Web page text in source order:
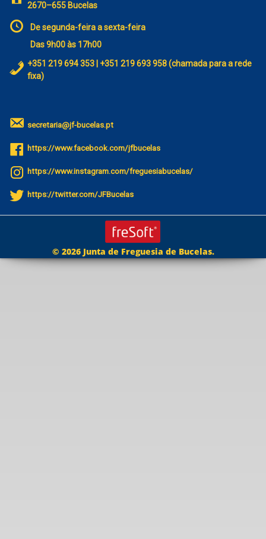
2670–655 Bucelas
De segunda-feira a sexta-feira
Das 9h00 às 17h00
+351 219 694 353 | +351 219 693 958 (chamada para a rede
fixa)
secretaria@jf-bucelas.pt
https://www.facebook.com/jfbucelas
https://www.instagram.com/freguesiabucelas/
https://twitter.com/JFBucelas
© 2026 Junta de Freguesia de Bucelas.